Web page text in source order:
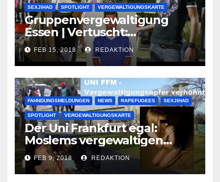
SEXJIHAD SPOTLIGHT VERGEWALTIGUNGSKARTE
Gruppenvergewaltigung
Essen | Vertuscht:
Lauenburger Gang ist ein
großer Muslimclan
FEB 15, 2018 REDAKTION
FAHNDUNGSMELDUNGEN NEWS RAPEFUGEES SEXJIHAD
SPOTLIGHT VERGEWALTIGUNGSKARTE
Der Uni Frankfurt egal:
Moslems vergewaltigen
deutsche Studentinnen auf
Uni-Campus
FEB 9, 2018 REDAKTION